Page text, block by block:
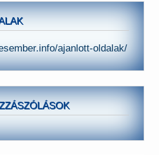
ajanlott-oldalak/